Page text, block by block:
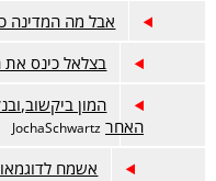
אבל מה המדינה
בצלאל כינס את
המון
האחר JochaSchwartz
אשמח